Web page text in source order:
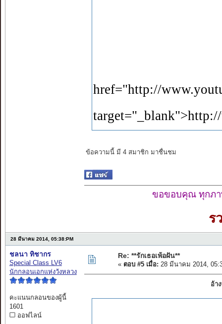
href="http://
ข้อความนี้ มี 4 สมาชิก มาชื่นชม
ขอขอบคุณ ทุกภา
ร
28 มีนาคม 2014, 05:38:PM
ชลนา ทิชากร
Special Class LV6
นักกลอนเอกแห่งวังหลวง
คะแนนกลอนของผู้นี้
1601
ออฟไลน์
Re: **รักเธอเพ้อฝัน**
« ตอบ #5 เมื่อ: 28 มีนาคม 2014,
อ้า